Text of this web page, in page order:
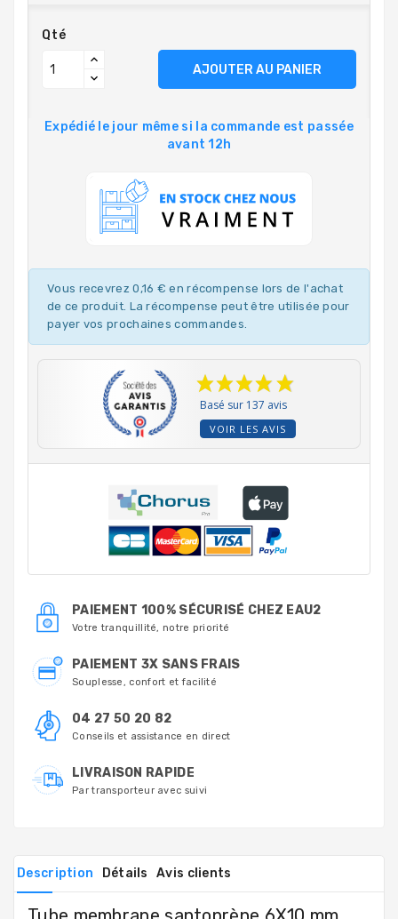
Qté
AJOUTER AU PANIER
Expédié le jour même si la commande est passée
avant 12h
Vous recevrez 0,16 € en récompense lors de l'achat
de ce produit. La récompense peut être utilisée pour
payer vos prochaines commandes.
Basé sur 137 avis
VOIR LES AVIS
PAIEMENT 100% SÉCURISÉ CHEZ EAU2
Votre tranquillité, notre priorité
PAIEMENT 3X SANS FRAIS
Souplesse, confort et facilité
04 27 50 20 82
Conseils et assistance en direct
LIVRAISON RAPIDE
Par transporteur avec suivi
Description Détails Avis clients